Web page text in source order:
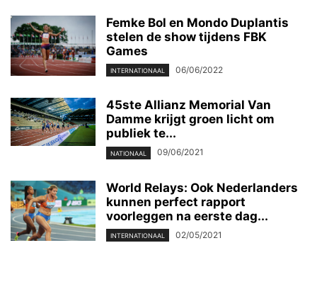
Femke Bol en Mondo Duplantis
stelen de show tijdens FBK
Games
INTERNATIONAAL 06/06/2022
45ste Allianz Memorial Van
Damme krijgt groen licht om
publiek te...
NATIONAAL 09/06/2021
World Relays: Ook Nederlanders
kunnen perfect rapport
voorleggen na eerste dag...
INTERNATIONAAL 02/05/2021